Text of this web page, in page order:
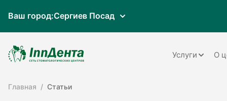
Ваш город:Сергиев Посад
Услуги О
Главная Статьи